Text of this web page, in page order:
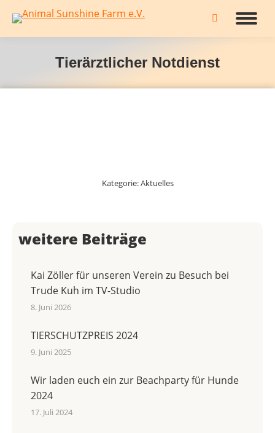
Search:
Tierärztlicher Notdienst
Kategorie:Aktuelles
weitere Beiträge
Kai Zöller für unseren Verein zu Besuch bei
Trude Kuh im TV-Studio
8. Juni 2026
TIERSCHUTZPREIS 2024
9. Juni 2025
Wir laden euch ein zur Beachparty für Hunde
2024
17. Juli 2024